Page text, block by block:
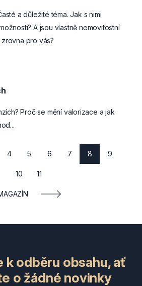
a důležité téma. Jak s nimi
A jsou vlastně nemovitostní
pro vás?
Proč se mění valorizace a jak
4 5 6 7 8 9
10 11
k odběru obsahu, ať
o žádné novinky